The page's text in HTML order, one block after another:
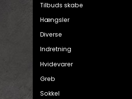
Tilbuds skabe
Hængsler
Diverse
Indretning
Hvidevarer
Greb
Sokkel